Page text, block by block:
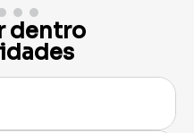
dentro